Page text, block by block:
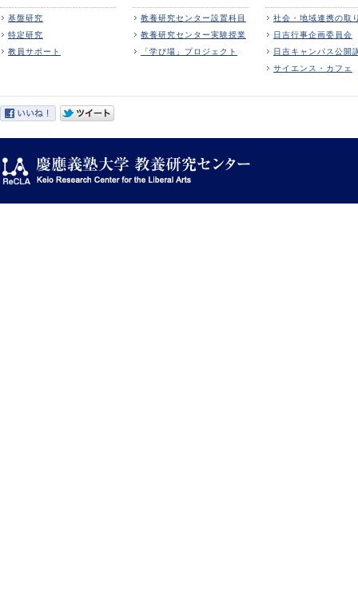
基盤研究
特定研究
教員サポート
教養研究センター設置科目
教養研究センター実験授業
「学び場」プロジェクト
社会・地域連携の取
日吉行事企画委員会
日吉キャンパス公開
サイエンス・カフェ